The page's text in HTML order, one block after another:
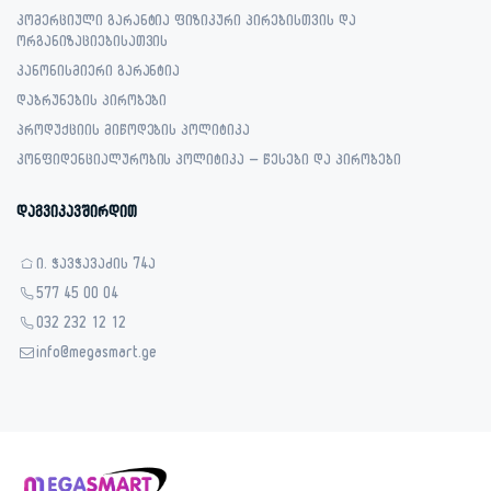
კომერციული გარანტია ფიზიკური პირებისთვის და
ორგანიზაციებისათვის
კანონისმიერი გარანტია
დაბრუნების პირობები
პროდუქციის მიწოდების პოლიტიკა
კონფიდენციალურობის პოლიტიკა – წესები და პირობები
დაგვიკავშირდით
ი. ჭავჭავაძის 74ა
577 45 00 04
032 232 12 12
info@megasmart.ge